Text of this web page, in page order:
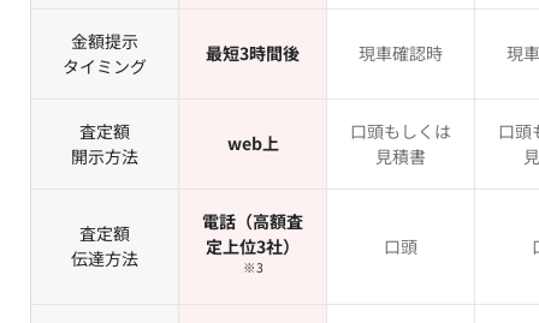
金額提示
タイミング
最短3時間後 現車確認時 現
査定額
開示方法
web上
口頭もしくは
見積書
口頭
査定額
伝達方法
電話（高額査
定上位3社）
※3
口頭